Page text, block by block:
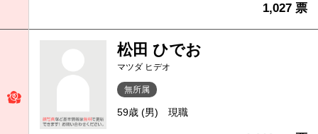
1,027 票
松田 ひでお
マツダ ヒデオ
無所属
59歳 (男) 現職